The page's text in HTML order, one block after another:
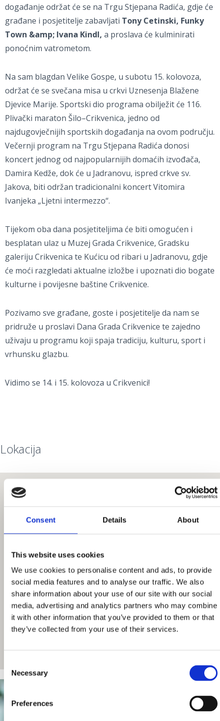
Consent Details About
This website uses cookies
We use cookies to personalise content and ads, to provide
social media features and to analyse our traffic. We also
share information about your use of our site with our social
media, advertising and analytics partners who may combine
it with other information that you’ve provided to them or that
they’ve collected from your use of their services.
Selection
Necessary
Preferences
događanje održat će se na Trgu Stjepana Radića, gdje će
građane i posjetitelje zabavljati Tony Cetinski, Funky
Town &amp; Ivana Kindl, a proslava će kulminirati
ponoćnim vatrometom.
Na sam blagdan Velike Gospe, u subotu 15. kolovoza,
održat će se svečana misa u crkvi Uznesenja Blažene
Djevice Marije. Sportski dio programa obilježit će 116.
Plivački maraton Šilo–Crikvenica, jedno od
najdugovječnijih sportskih događanja na ovom području.
Večernji program na Trgu Stjepana Radića donosi
koncert jednog od najpopularnijih domaćih izvođača,
Damira Kedže, dok će u Jadranovu, ispred crkve sv.
Jakova, biti održan tradicionalni koncert Vitomira
Ivanjeka „Ljetni intermezzo“.
Tijekom oba dana posjetiteljima će biti omogućen i
besplatan ulaz u Muzej Grada Crikvenice, Gradsku
galeriju Crikvenica te Kućicu od ribari u Jadranovu, gdje
će moći razgledati aktualne izložbe i upoznati dio bogate
kulturne i povijesne baštine Crikvenice.
Pozivamo sve građane, goste i posjetitelje da nam se
pridruže u proslavi Dana Grada Crikvenice te zajedno
uživaju u programu koji spaja tradiciju, kulturu, sport i
vrhunsku glazbu.
Vidimo se 14. i 15. kolovoza u Crikvenici!
Lokacija